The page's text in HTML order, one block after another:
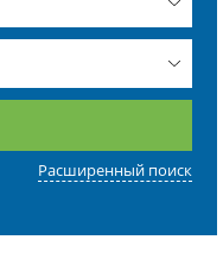
Расширенный поиск